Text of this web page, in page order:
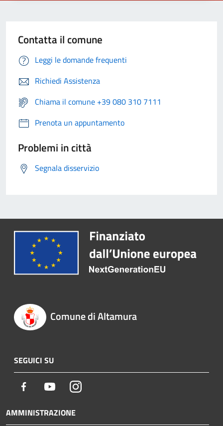
Contatta il comune
Leggi le domande frequenti
Richiedi Assistenza
Chiama il comune +39 080 310 7111
Prenota un appuntamento
Problemi in città
Segnala disservizio
Comune di Altamura
SEGUICI SU
Facebook YoutubeInstagram
AMMINISTRAZIONE